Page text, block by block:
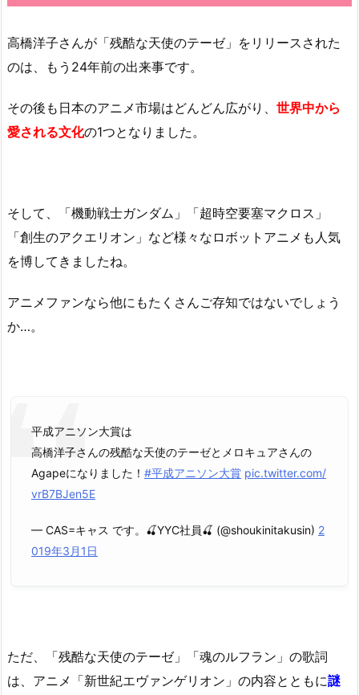
高橋洋子さんが「残酷な天使のテーゼ」をリリースされた
のは、もう24年前の出来事です。
その後も日本のアニメ市場はどんどん広がり、 世界中から
愛される文化の1つとなりました。
そして、「機動戦士ガンダム」「超時空要塞マクロス」
「創生のアクエリオン」など様々なロボットアニメも人気
を博してきましたね。
アニメファンなら他にもたくさんご存知ではないでしょう
か…。
平成アニソン大賞は
高橋洋子さんの残酷な天使のテーゼとメロキュアさんの
Agapeになりました！ #平成アニソン大賞 pic.twitter.com/
vrB7BJen5E
— CAS=キャス です。🍒YYC社員🍒 (@shoukinitakusin) 2
019年3月1日
ただ、「残酷な天使のテーゼ」「魂のルフラン」の歌詞
は、アニメ「新世紀エヴァンゲリオン」の内容とともに謎